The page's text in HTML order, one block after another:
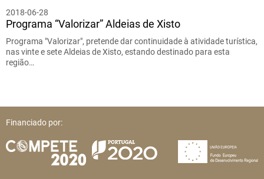
2018-06-28
Programa “Valorizar” Aldeias de Xisto
Programa "Valorizar", pretende dar continuidade à atividade turística,
nas vinte e sete Aldeias de Xisto, estando destinado para esta
região…
Financiado por: